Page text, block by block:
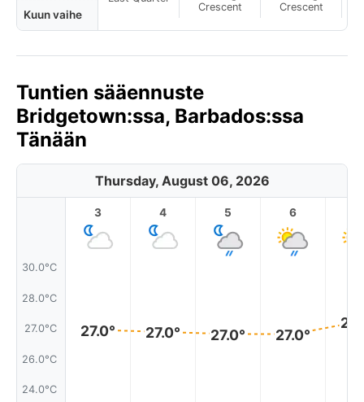
Kuun vaihe
Crescent
Crescent
Tuntien sääennuste
Bridgetown:ssa, Barbados:ssa
Tänään
Thursday, August 06, 2026
30.0°C
28.0°C
27.0°C
26.0°C
24.0°C
3
27.0°
4
27.0°
5
27.0°
6
27.0°